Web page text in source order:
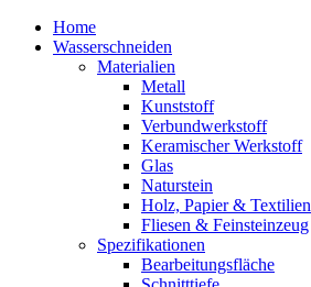
Home
Wasserschneiden
Materialien
Metall
Kunststoff
Verbundwerkstoff
Keramischer Werkstoff
Glas
Naturstein
Holz, Papier & Textilien
Fliesen & Feinsteinzeug
Spezifikationen
Bearbeitungsfläche